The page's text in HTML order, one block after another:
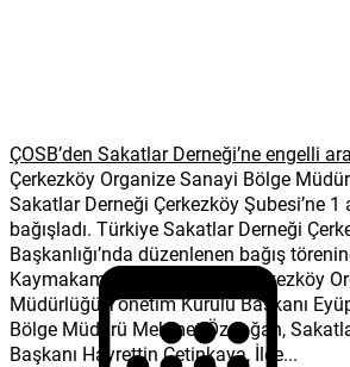
ÇOSB’den Sakatlar Derneği’ne engelli
Çerkezköy Organize Sanayi Bölge
Sakatlar Derneği Çerkezköy Şubesi’ne 1
bağışladı. Türkiye Sakatlar Derneği
Başkanlığı’nda düzenlenen bağış
Kaymakamı Metin Kubilay, Çerkezköy
Müdürlüğü Yönetim Kurulu Başkanı
Bölge Müdürü Mehmet Özdoğan,
Başkanı Hayrettin Çetinkaya, İlçe...